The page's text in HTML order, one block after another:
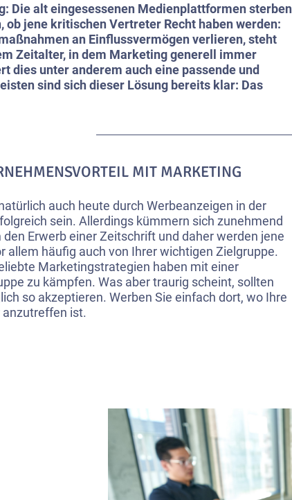
Die alt eingesessenen Medienplattformen sterben
ob jene kritischen Vertreter Recht haben werden:
an Einflussvermögen verlieren, steht
Zeitalter, in dem Marketing generell immer
dies unter anderem auch eine passende und
sind sich dieser Lösung bereits klar: Das
MIT MARKETING
auch heute durch Werbeanzeigen in der
sein. Allerdings kümmern sich zunehmend
Erwerb einer Zeitschrift und daher werden jene
allem häufig auch von Ihrer wichtigen Zielgruppe.
Marketingstrategien haben mit einer
zu kämpfen. Was aber traurig scheint, sollten
so akzeptieren. Werben Sie einfach dort, wo Ihre
ist.